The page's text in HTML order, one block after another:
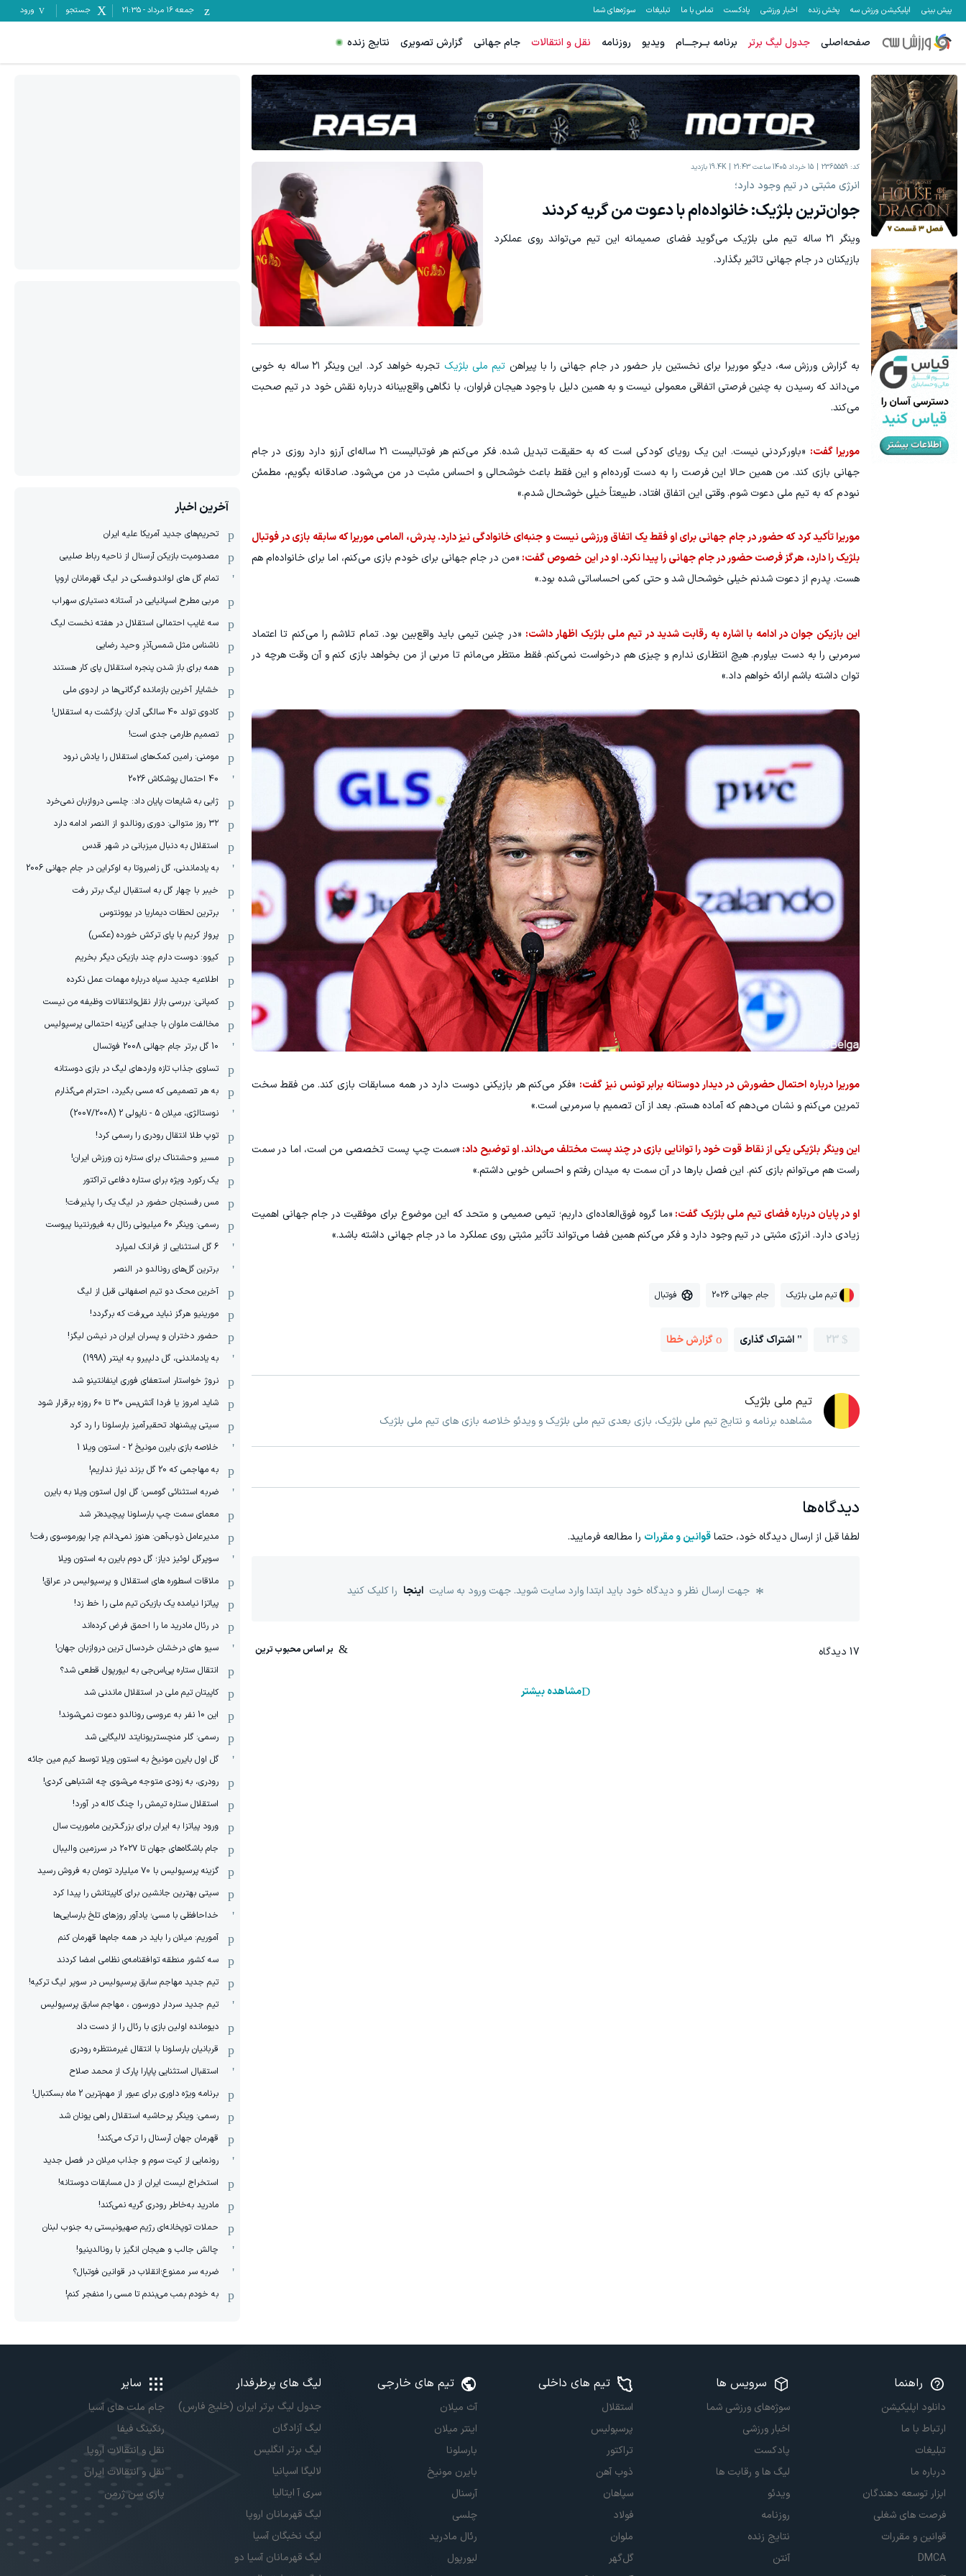
پیش بینی اپلیکیشن ورزش سه پخش زنده اخبار ورزشی پادکست تماس با ما تبلیغات سوژه‌های شما جمعه ۱۶ مرداد -
21:35 جستجو ورود
صفحه‌اصلی جدول لیگ برتر برنامه بــرجـــام ویدیو روزنامه نقل و انتقالات جام جهانی گزارش تصویری نتایج زنده
کد: 2365559 15 خرداد 1405 ساعت 21:43 19.4K بازدید
انرژی مثبتی در تیم وجود دارد؛
جوان‌ترین بلژیک: خانواده‌ام با دعوت من گریه کردند
وینگر ۲۱ ساله تیم ملی بلژیک می‌گوید فضای صمیمانه این تیم می‌تواند روی عملکرد
بازیکنان در جام جهانی تاثیر بگذارد.
به گزارش ورزش سه، دیگو موریرا برای نخستین بار حضور در جام جهانی را با پیراهن تیم ملی بلژیک
تجربه خواهد کرد. این وینگر ۲۱ ساله به خوبی
می‌داند که رسیدن به چنین فرصتی اتفاقی معمولی نیست و به همین دلیل با وجود هیجان فراوان، با نگاهی واقع‌بینانه درباره نقش خود در تیم صحبت
می‌کند.
موریرا گفت:
«باورکردنی نیست. این یک رویای کودکی است که به حقیقت تبدیل شده. فکر می‌کنم هر فوتبالیست ۲۱ ساله‌ای آرزو دارد روزی در جام
جهانی بازی کند. من همین حالا این فرصت را به دست آورده‌ام و این فقط باعث خوشحالی و احساس مثبت در من می‌شود. صادقانه بگویم، مطمئن
نبودم که به تیم ملی دعوت شوم. وقتی این اتفاق افتاد، طبیعتاً خیلی خوشحال شدم.»
موریرا تأکید کرد که حضور در جام جهانی برای او فقط یک اتفاق ورزشی نیست و جنبه‌ای خانوادگی نیز دارد. پدرش، المامی موریرا که سابقه بازی در فوتبال
بلژیک را دارد، هرگز فرصت حضور در جام جهانی را پیدا نکرد. او در این خصوص گفت: «من در جام جهانی برای خودم بازی می‌کنم، اما برای خانواده‌ام هم
هست. پدرم از دعوت شدنم خیلی خوشحال شد و حتی کمی احساساتی شده بود.»
این بازیکن جوان در ادامه با اشاره به رقابت شدید در تیم ملی بلژیک اظهار داشت: «در چنین تیمی باید واقع‌بین بود. تمام تلاشم را می‌کنم تا اعتماد
سرمربی را به دست بیاورم. هیچ انتظاری ندارم و چیزی هم درخواست نمی‌کنم. فقط منتظر می‌مانم تا مربی از من بخواهد بازی کنم و آن وقت هرچه در
توان داشته باشم ارائه خواهم داد.»
موریرا درباره احتمال حضورش در دیدار دوستانه برابر تونس نیز گفت: «فکر می‌کنم هر بازیکنی دوست دارد در همه مسابقات بازی کند. من فقط سخت
تمرین می‌کنم و نشان می‌دهم که آماده هستم. بعد از آن تصمیم با سرمربی است.»
این وینگر بلژیکی یکی از نقاط قوت خود را توانایی بازی در چند پست مختلف می‌داند. او توضیح داد: «سمت چپ پست تخصصی من است، اما در سمت
راست هم می‌توانم بازی کنم. این فصل بارها در آن سمت به میدان رفتم و احساس خوبی داشتم.»
او در پایان درباره فضای تیم ملی بلژیک گفت: «ما گروه فوق‌العاده‌ای داریم؛ تیمی صمیمی و متحد که این موضوع برای موفقیت در جام جهانی اهمیت
زیادی دارد. انرژی مثبتی در تیم وجود دارد و فکر می‌کنم همین فضا می‌تواند تأثیر مثبتی روی عملکرد ما در جام جهانی داشته باشد.»
تیم ملی بلژیک جام جهانی 2026 فوتبال
23 اشتراک گذاری گزارش خطا
تیم ملی بلژیک
مشاهده برنامه و نتایج تیم ملی بلژیک، بازی بعدی تیم ملی بلژیک و ویدئو خلاصه بازی های تیم ملی بلژیک
دیدگاه‌ها
لطفا قبل از ارسال دیدگاه خود، حتماقوانین و مقررات را مطالعه فرمایید.
جهت ارسال نظر و دیدگاه خود باید ابتدا وارد سایت شوید. جهت ورود به سایت اینجا را کلیک کنید
17 دیدگاه
مشاهده بیشتر
آخرین اخبار
تحریم‌های جدید آمریکا علیه ایران
مصدومیت بازیکن آرسنال از ناحیه رباط صلیبی
تمام گل های لواندوفسکی در لیگ قهرمانان اروپا
مربی مطرح اسپانیایی در آستانه دستیاری سهراب
سه غایب احتمالی استقلال در هفته نخست لیگ
ناشناس مثل شمس‌آذرِ وحید رضایی
همه برای باز شدن پنجره استقلال پای کار هستند
خشایار آخرین بازمانده گرگانی‌ها در اردوی ملی
کادوی تولد 40 سالگی آدان: بازگشت به استقلال!
تصمیم طارمی جدی است!
مومنی: رامین کمک‌های استقلال را یادش نرود
40 احتمال پوشکاش 2026
ژابی به شایعات پایان داد: چلسی دروازبان نمی‌خرد
۳۲ روز متوالی: دوری رونالدو از النصر ادامه دارد
استقلال به دنبال میزبانی در شهر قدس
به یادماندنی، گل زامبروتا به اوکراین در جام جهانی 2006
خیبر با چهار گل به استقبال لیگ برتر رفت
برترین لحظات دیماریا در یوونتوس
پرواز کریم با پای ترکش خورده (عکس)
کیوو: دوست دارم چند بازیکن دیگر بخریم
اطلاعیه جدید سپاه درباره مهمات عمل نکرده
کمپانی: بررسی بازار نقل‌وانتقالات وظیفه من نیست
مخالفت ملوان با جدایی گزینه احتمالی پرسپولیس
10 گل برتر جام جهانی 2008 فوتسال
تساوی جذاب تازه واردهای لیگ در بازی دوستانه
به هر تصمیمی که مسی بگیرد، احترام می‌گذارم
نوستالژی، میلان 5 - ناپولی 2 (2007/2008)
توپ طلا انتقال رودری را رسمی کرد!
مسیر وحشتناک برای ستاره زن ورزش ایران!
یک رکورد ویژه برای ستاره دفاعی تراکتور
مس رفسنجان حضور در لیگ یک را پذیرفت!
رسمی: وینگر 60 میلیونی رئال به فیورنتینا پیوست
6 گل استثنایی از فرانک لمپارد
برترین گل‌های رونالدو در النصر
آخرین محک دو تیم اصفهانی قبل از لیگ
مورینیو هرگز نباید می‌رفت که برگردد!
حضور دختران و پسران ایران در نیشن لیگز!
به یادماندنی، گل دلپیرو به اینتر (1998)
نروژ خواستار استعفای فوری اینفانتینو شد
شاید امروز یا فردا آتش‌بس ۳۰ تا ۶۰ روزه برقرار شود
سیتی پیشنهاد تحقیرآمیز بارسلونا را رد کرد
خلاصه بازی بایرن مونیخ 2 - استون ویلا 1
به مهاجمی که 20 گل بزند نیاز نداریم!
ضربه استثنائی گومس؛ گل اول استون ویلا به بایرن
معمای سمت چپ بارسلونا پیچیده‌تر شد
مدیرعامل ذوب‌آهن: هنوز نمی‌دانم چرا پورموسوی رفت!
سوپرگل لوئیز دیاز؛ گل دوم بایرن به استون ویلا
ملاقات اسطوره های استقلال و پرسپولیس در عراق!
پیاتزا نیامده یک بازیکن تیم ملی را خط زد!
در رئال مادرید ما را احمق فرض کرده‌اند
سیو های درخشان خردسال ترین دروازبان جهان!
انتقال ستاره پی‌اس‌جی به لیورپول قطعی شد؟
کاپیتان تیم ملی در استقلال ماندنی شد
این 10 نفر به عروسی رونالدو دعوت نمی‌شوند!
رسمی: گلر منچستریونایتد لالیگایی شد
گل اول بایرن مونیخ به استون ویلا توسط کیم مین جائه
رودری، به زودی متوجه می‌شوی چه اشتباهی کردی!
استقلال ستاره تیمش را چنگ کاله در آورد!
ورود پیاتزا به ایران برای بزرگ‌ترین ماموریت سال
جام باشگاه‌های جهان تا ۲۰۲۷ در سرزمین والیبال
گزینه پرسپولیس با ۷۰ میلیارد تومان به فروش رسید
سیتی بهترین جانشین برای کاپیتانش را پیدا کرد
خداحافظی با مسی؛ یادآور روزهای تلخ بارسایی‌ها
آموریم: میلان را باید در همه جام‌ها قهرمان کنم
سه کشور منطقه توافقنامه‌ی نظامی امضا کردند
تیم جدید مهاجم سابق پرسپولیس در سوپر لیگ ترکیه!
تیم جدید سردار دورسون ، مهاجم سابق پرسپولیس
دیومانده اولین بازی با رئال را از دست داد
قربانیان بارسلونا با انتقال غیرمنتظره رودری
استقبال استثنایی پاپارا پارک از محمد صلاح
برنامه ویژه داوری برای عبور از مهم‌ترین 2 ماه بسکتبال!
رسمی: وینگر پرحاشیه استقلال راهی یونان شد
قهرمان جهان آرسنال را ترک می‌کند!
رونمایی از کیت سوم و جذاب میلان در فصل جدید
استخراج لیست ایران از دل مسابقات دوستانه!
مادرید به‌خاطر رودری گریه نمی‌کند!
حملات توپخانه‌ای رژیم صهیونیستی به جنوب لبنان
چالش جالب و هیجان انگیز با رونالدینیو!
ضربه سر ممنوع؛انقلاب در قوانین فوتبال؟
به خودم بمب می‌بندم تا مسی را منفجر کنم!
راهنما
دانلود اپلیکیشن
ارتباط با ما
تبلیغات
درباره ما
ابزار توسعه دهندگان
فرصت های شغلی
قوانین و مقررات
DMCA
سرویس ها
سوژه‌های ورزشی شما
اخبار ورزشی
پادکست
لیگ ها و رقابت ها
ویدئو
روزنامه
نتایج زنده
آنتن
تیم های داخلی
استقلال
پرسپولیس
تراکتور
ذوب آهن
سپاهان
فولاد
ملوان
گل‌گهر
تیم های خارجی
آث میلان
اینتر میلان
بارسلونا
بایرن مونیخ
آرسنال
چلسی
رئال مادرید
لیورپول
لیگ های پرطرفدار
جدول لیگ برتر ایران (خلیج فارس)
لیگ آزادگان
لیگ برتر انگلیس
لالیگا اسپانیا
سری آ ایتالیا
لیگ قهرمانان اروپا
لیگ نخبگان آسیا
لیگ قهرمانان آسیا دو
سایر
جام ملت های آسیا
رنکینگ فیفا
نقل و انتقالات اروپا
نقل و انتقالات ایران
پاری سن ژرمن